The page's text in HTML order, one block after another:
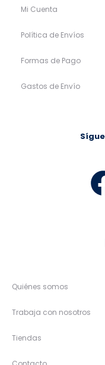
Mi Cuenta
Política de Envíos
Formas de Pago
Gastos de Envío
Quiénes somos
Trabaja con nosotros
Tiendas